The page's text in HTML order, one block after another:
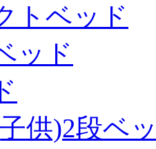
トベッド
ッド
供)2段ベ